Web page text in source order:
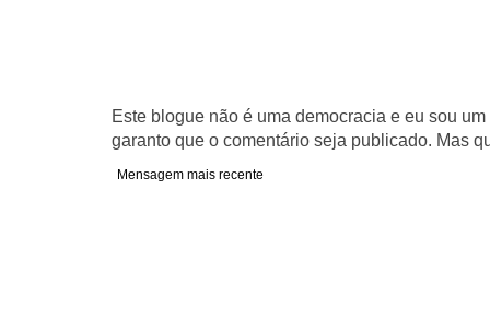
Este blogue não é uma democracia e eu sou
garanto que o comentário seja publicado. Mas
Mensagem mais recente